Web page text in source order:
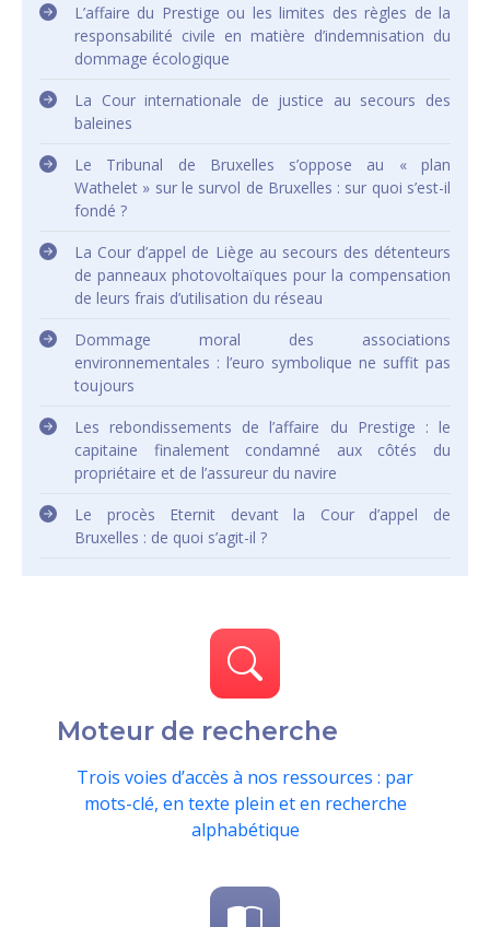
L’affaire du Prestige ou les limites des règles de la
responsabilité civile en matière d’indemnisation du
dommage écologique
La Cour internationale de justice au secours des
baleines
Le Tribunal de Bruxelles s’oppose au « plan
Wathelet » sur le survol de Bruxelles : sur quoi s’est-il
fondé ?
La Cour d’appel de Liège au secours des détenteurs
de panneaux photovoltaïques pour la compensation
de leurs frais d’utilisation du réseau
Dommage moral des associations
environnementales : l’euro symbolique ne suffit pas
toujours
Les rebondissements de l’affaire du Prestige : le
capitaine finalement condamné aux côtés du
propriétaire et de l’assureur du navire
Le procès Eternit devant la Cour d’appel de
Bruxelles : de quoi s’agit-il ?
Moteur de recherche
Trois voies d’accès à nos ressources : par
mots-clé, en texte plein et en recherche
alphabétique